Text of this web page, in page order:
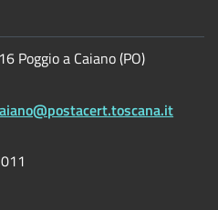
Poggio a Caiano (PO)